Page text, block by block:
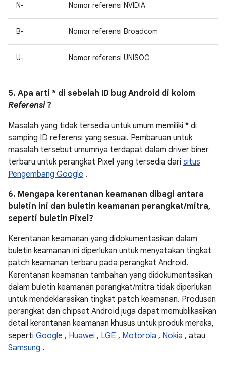
N- Nomor referensi NVIDIA
B- Nomor referensi Broadcom
U- Nomor referensi UNISOC
5. Apa arti * di sebelah ID bug Android di kolom
Referensi?
Masalah yang tidak tersedia untuk umum memiliki * di
samping ID referensi yang sesuai. Pembaruan untuk
masalah tersebut umumnya terdapat dalam driver biner
terbaru untuk perangkat Pixel yang tersedia dari situs
Pengembang Google .
6. Mengapa kerentanan keamanan dibagi antara
buletin ini dan buletin keamanan perangkat/mitra,
seperti buletin Pixel?
Kerentanan keamanan yang didokumentasikan dalam
buletin keamanan ini diperlukan untuk menyatakan tingkat
patch keamanan terbaru pada perangkat Android.
Kerentanan keamanan tambahan yang didokumentasikan
dalam buletin keamanan perangkat/mitra tidak diperlukan
untuk mendeklarasikan tingkat patch keamanan. Produsen
perangkat dan chipset Android juga dapat memublikasikan
detail kerentanan keamanan khusus untuk produk mereka,
seperti Google , Huawei , LGE , Motorola , Nokia , atau
Samsung .